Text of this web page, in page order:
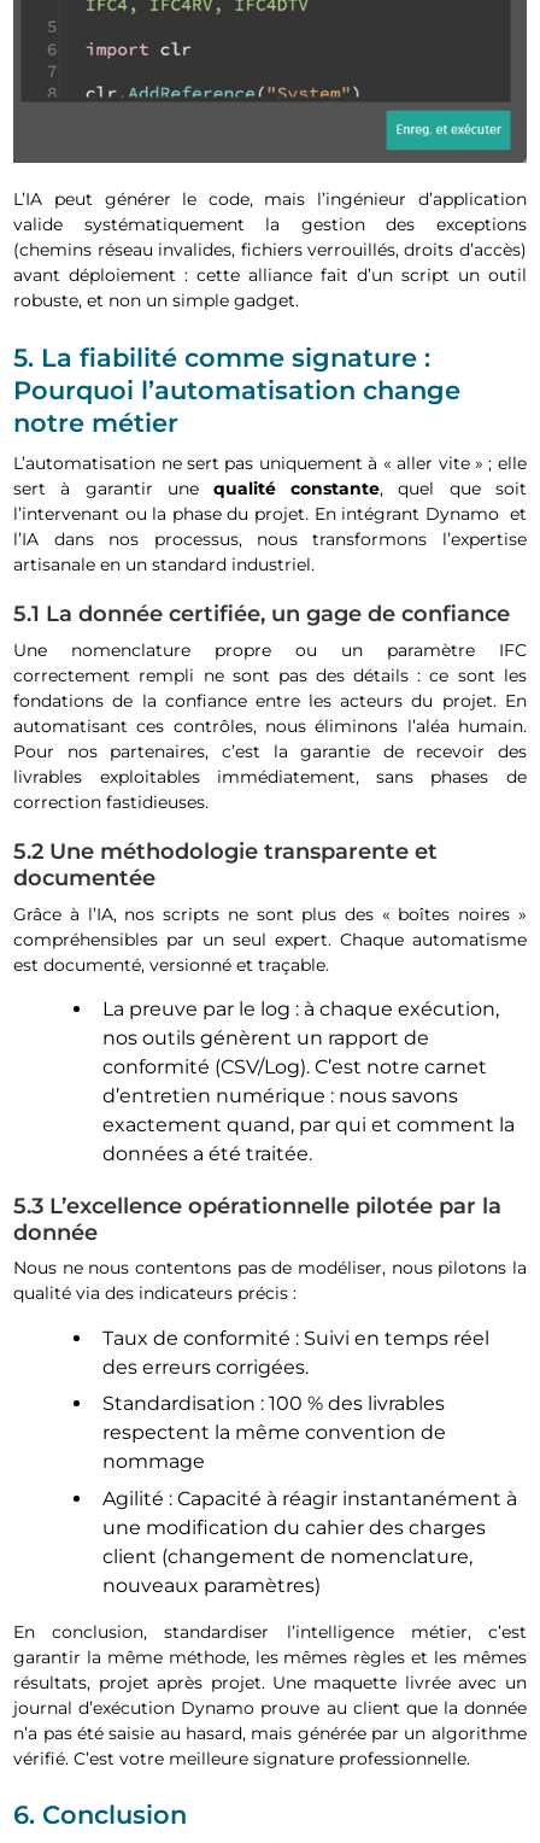
L’IA peut générer le code, mais l’ingénieur d’application
valide systématiquement la gestion des exceptions
(chemins réseau invalides, fichiers verrouillés, droits d’accès)
avant déploiement : cette alliance fait d’un script un outil
robuste, et non un simple gadget.
5. La fiabilité comme signature :
Pourquoi l’automatisation change
notre métier
L’automatisation ne sert pas uniquement à « aller vite » ; elle
sert à garantir une qualité constante, quel que soit
l’intervenant ou la phase du projet. En intégrant Dynamo et
l’IA dans nos processus, nous transformons l’expertise
artisanale en un standard industriel.
5.1 La donnée certifiée, un gage de confiance
Une nomenclature propre ou un paramètre IFC
correctement rempli ne sont pas des détails : ce sont les
fondations de la confiance entre les acteurs du projet. En
automatisant ces contrôles, nous éliminons l’aléa humain.
Pour nos partenaires, c’est la garantie de recevoir des
livrables exploitables immédiatement, sans phases de
correction fastidieuses.
5.2 Une méthodologie transparente et
documentée
Grâce à l’IA, nos scripts ne sont plus des « boîtes noires »
compréhensibles par un seul expert. Chaque automatisme
est documenté, versionné et traçable.
La preuve par le log : à chaque exécution,
nos outils génèrent un rapport de
conformité (CSV/Log). C’est notre carnet
d’entretien numérique : nous savons
exactement quand, par qui et comment la
données a été traitée.
5.3 L’excellence opérationnelle pilotée par la
donnée
Nous ne nous contentons pas de modéliser, nous pilotons la
qualité via des indicateurs précis :
Taux de conformité : Suivi en temps réel
des erreurs corrigées.
Standardisation : 100 % des livrables
respectent la même convention de
nommage
Agilité : Capacité à réagir instantanément à
une modification du cahier des charges
client (changement de nomenclature,
nouveaux paramètres)
En conclusion, standardiser l’intelligence métier, c’est
garantir la même méthode, les mêmes règles et les mêmes
résultats, projet après projet. Une maquette livrée avec un
journal d’exécution Dynamo prouve au client que la donnée
n’a pas été saisie au hasard, mais générée par un algorithme
vérifié. C’est votre meilleure signature professionnelle.
6. Conclusion